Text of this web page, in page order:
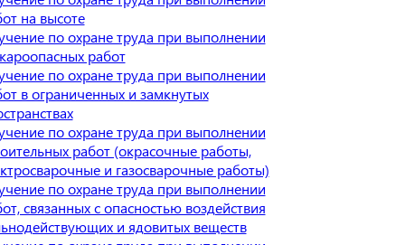
на высоте
по охране труда при выполнении
работ
по охране труда при выполнении
в ограниченных и замкнутых
по охране труда при выполнении
работ (окрасочные работы,
и газосварочные работы)
по охране труда при выполнении
связанных с опасностью воздействия
и ядовитых веществ